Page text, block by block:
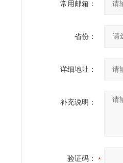
常用邮箱：
省份：
详细地址：
补充说明：
验证码：